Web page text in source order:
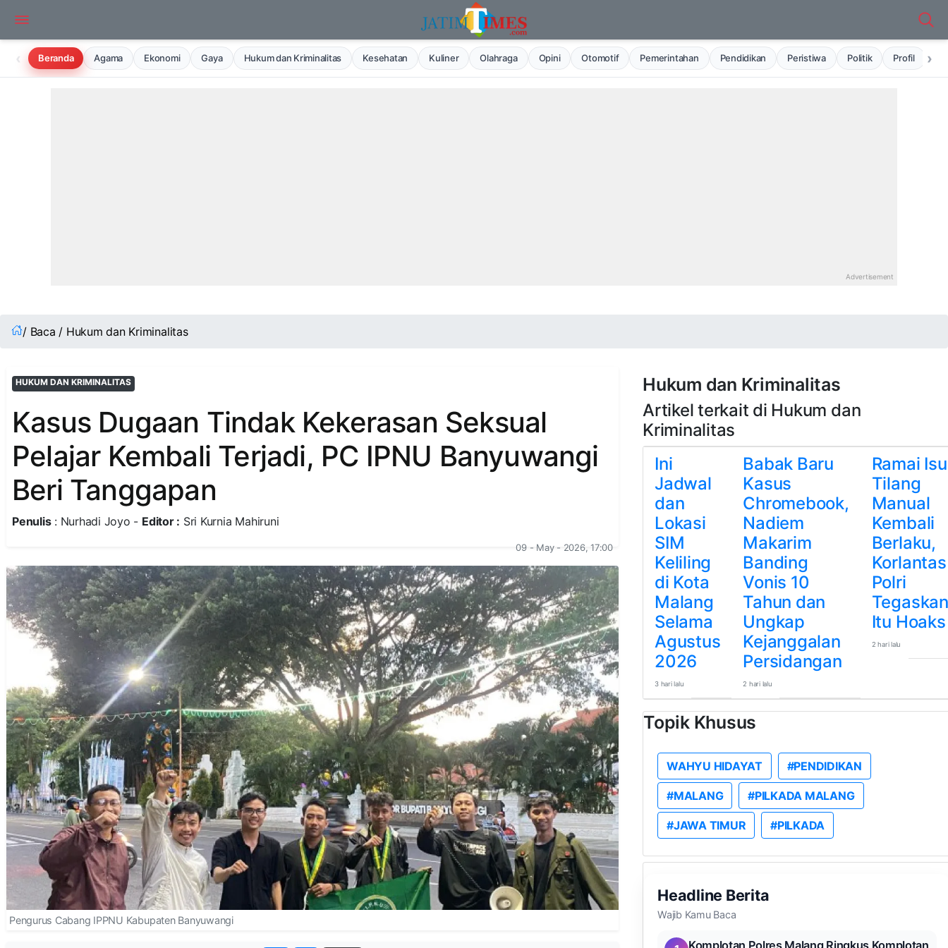
‹ Beranda Agama Ekonomi Gaya Hukum dan Kriminalitas Kesehatan Kuliner Olahraga Opini Otomotif Pemerintahan Pendidikan Peristiwa Politik Profil ›
/ Baca / Hukum dan Kriminalitas
HUKUM DAN KRIMINALITAS
Kasus Dugaan Tindak Kekerasan Seksual
Pelajar Kembali Terjadi, PC IPNU Banyuwangi
Beri Tanggapan
Penulis: Nurhadi Joyo - Editor : Sri Kurnia Mahiruni
09 - May - 2026, 17:00
Pengurus Cabang IPPNU Kabupaten Banyuwangi
Hukum dan Kriminalitas
Artikel terkait di Hukum dan
Kriminalitas
Ini
Jadwal
dan
Lokasi
SIM
Keliling
di Kota
Malang
Selama
Agustus
2026
3 hari lalu
Babak Baru
Kasus
Chromebook,
Nadiem
Makarim
Banding
Vonis 10
Tahun dan
Ungkap
Kejanggalan
Persidangan
2 hari lalu
Ramai Isu
Tilang
Manual
Kembali
Berlaku,
Korlantas
Polri
Tegaskan
Itu Hoaks
2 hari lalu
Topik Khusus
WAHYU HIDAYAT #PENDIDIKAN
#MALANG #PILKADA MALANG
#JAWA TIMUR #PILKADA
Headline Berita
Wajib Kamu Baca
Komplotan Polres Malang Ringkus Komplotan